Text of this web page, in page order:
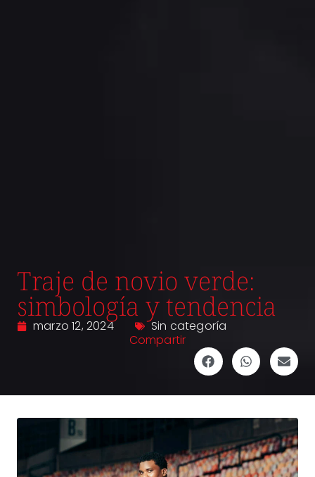
Traje de novio verde:
simbología y tendencia
marzo 12, 2024
Sin categoría
Compartir